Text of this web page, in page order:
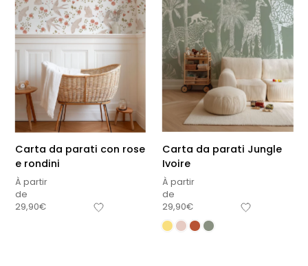
Carta da parati con rose
e rondini
À partir
de
29,90€
Carta da parati Jungle
Ivoire
À partir
de
29,90€